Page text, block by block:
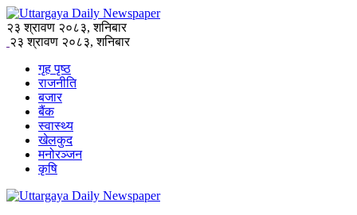
२३ श्रावण २०८३, शनिबार
२३ श्रावण २०८३, शनिबार
गृह पृष्ठ
राजनीति
बजार
बैंक
स्वास्थ्य
खेलकुद
मनोरञ्जन
कृषि